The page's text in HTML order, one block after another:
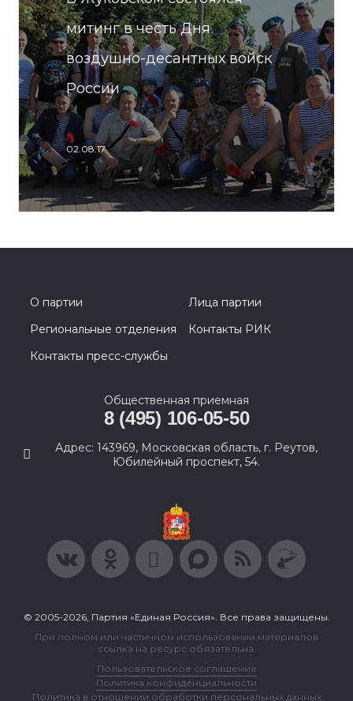
митинг в честь Дня
воздушно-десантных войск
России
02.08.17
О партии
Лица партии
Региональные отделения
Контакты РИК
Контакты пресс-службы
Общественная приемная
8 (495) 106-05-50
Адрес: 143969, Московская область, г. Реутов,
Юбилейный проспект, 54.
© 2005-2026, Партия «Единая Россия». Все права защищены.
При полном или частичном использовании материалов
ссылка на ресурс обязательна.
Пользовательское соглашение
Политика конфиденциальности
Политика в отношении обработки персональных данных